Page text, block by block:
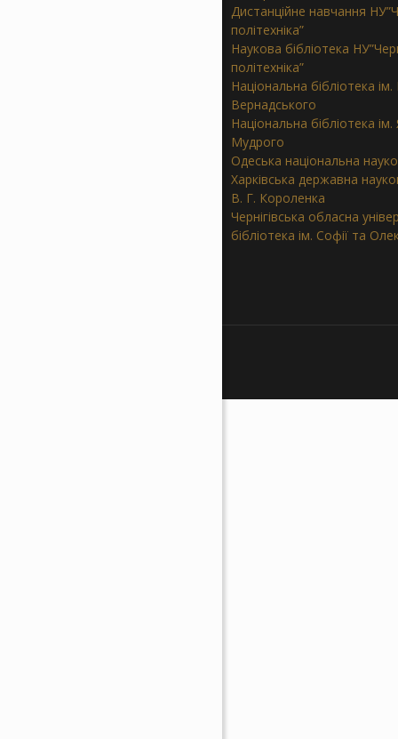
Дистанційне навчання
політехніка”
Наукова бібліотека
політехніка”
Національна бібліотека ім.
Вернадського
Національна бібліотека
Мудрого
Одеська національна
Харківська державна
В. Г. Короленка
Чернігівська обласна
бібліотека ім. Софії та